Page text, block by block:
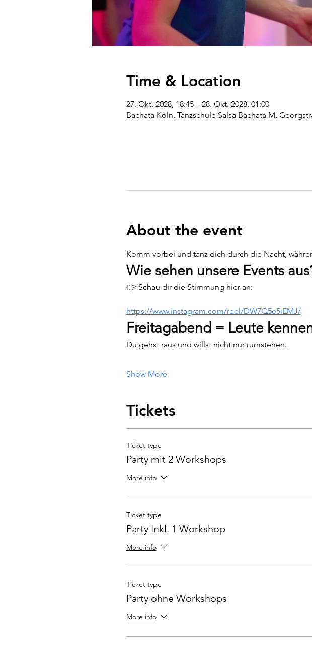
Time & Location
27. Okt. 2028, 18:45 – 28. Okt. 2028, 01:00
Bachata Köln, Tanzschule Salsa Bachata M,
About the event
Komm vorbei und tanz dich durch die Nacht,
Wie sehen unsere Events
👉 Schau dir die Stimmung hier an:
https://www.instagram.com/reel/DW7Q5e5iEMJ/
Freitagabend = Leute
Du gehst raus und willst nicht nur rumstehen.
Show More
Tickets
Ticket type
Party mit 2 Workshops
More info
Ticket type
Party Inkl. 1 Workshop
More info
Ticket type
Party ohne Workshops
More info